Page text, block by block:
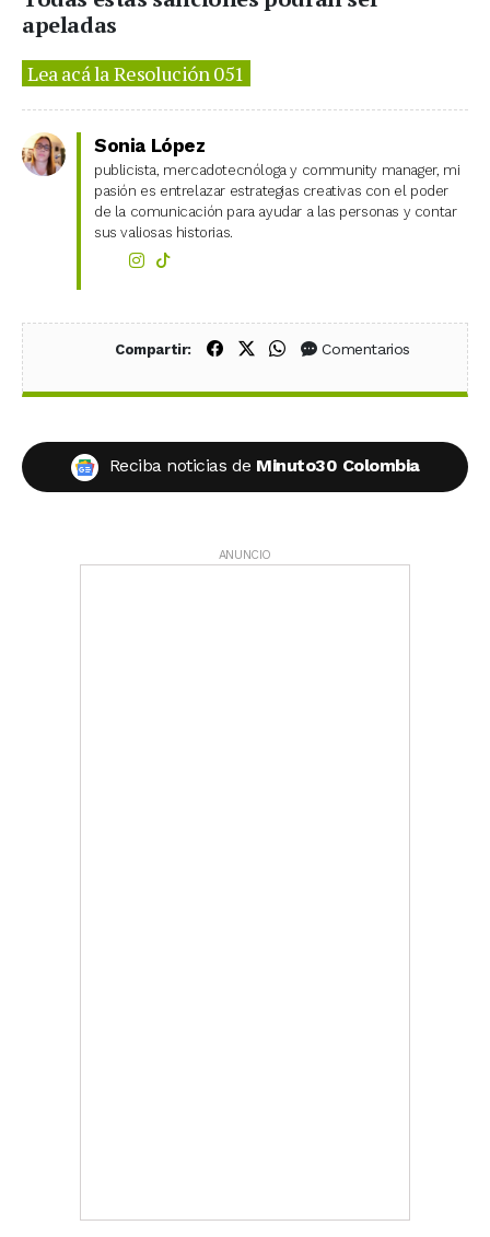
apeladas
Lea acá la Resolución 051
Sonia López
publicista, mercadotecnóloga y community manager, mi
pasión es entrelazar estrategias creativas con el poder
de la comunicación para ayudar a las personas y contar
sus valiosas historias.
Compartir: Compartir en Facebook
Compartir en X (Twitter)
Compartir en WhatsApp
Comentarios
Reciba noticias de Minuto30 Colombia
ANUNCIO